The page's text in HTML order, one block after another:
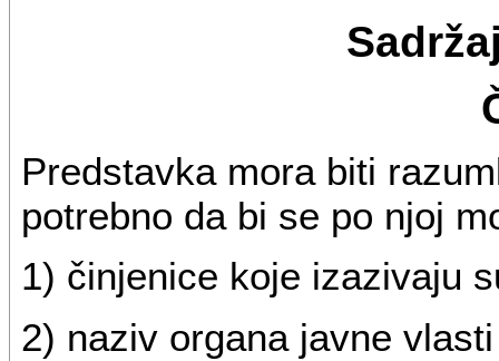
Predstavka mora biti
potrebno da bi se po njoj
1) činjenice koje izazivaju
2) naziv organa javne